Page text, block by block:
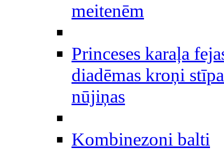
meitenēm
Princeses karaļa
diadēmas kroņi
nūjiņas
Kombinezoni balti